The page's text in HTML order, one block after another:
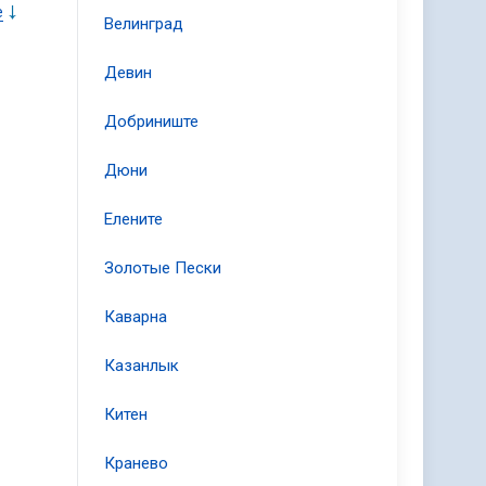
Велинград
Девин
Добриниште
Дюни
Елените
Золотые Пески
Каварна
Казанлык
Китен
Кранево